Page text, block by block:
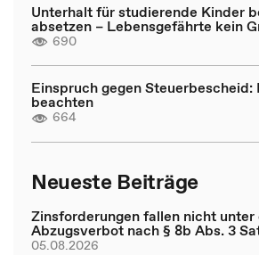
Unterhalt für studierende Kinder
absetzen – Lebensgefährte kein
690
Einspruch gegen Steuerbescheid:
beachten
664
Neueste Beiträge
Zinsforderungen fallen nicht unter
Abzugsverbot nach § 8b Abs. 3
05.08.2026